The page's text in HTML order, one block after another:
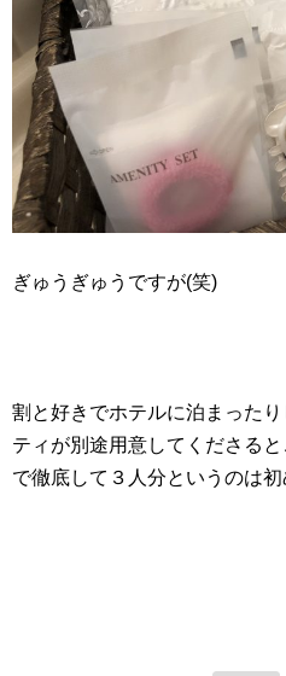
ぎゅうぎゅうですが(笑)
割と好きでホテルに泊まった
ティが別途用意してくださる
で徹底して３人分というのは初